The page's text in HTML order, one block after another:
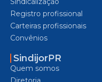
Registro profissional
Carteiras profissionais
Convênios
SindijorPR
Quem somos